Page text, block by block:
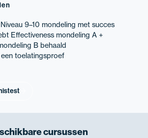
9–10 mondeling met succes
Effectiveness mondeling A +
B behaald
toelatingsproef
cursussen